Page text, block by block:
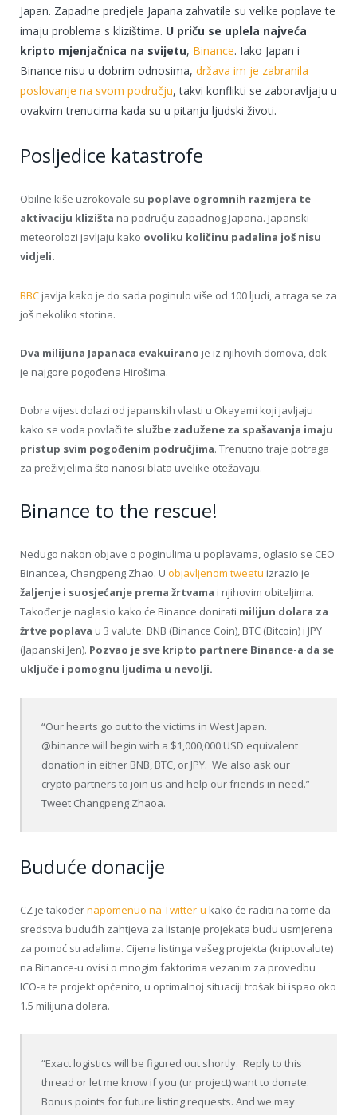
Japan. Zapadne predjele Japana zahvatile su velike poplave te
imaju problema s klizištima. U priču se uplela najveća
kripto mjenjačnica na svijetu, Binance. Iako Japan i
Binance nisu u dobrim odnosima, država im je zabranila
poslovanje na svom području, takvi konflikti se zaboravljaju u
ovakvim trenucima kada su u pitanju ljudski životi.
Posljedice katastrofe
Obilne kiše uzrokovale su poplave ogromnih razmjera te
aktivaciju klizišta na području zapadnog Japana. Japanski
meteorolozi javljaju kako ovoliku količinu padalina još nisu
vidjeli.
BBC javlja kako je do sada poginulo više od 100 ljudi, a traga se za
još nekoliko stotina.
Dva milijuna Japanaca evakuirano je iz njihovih domova, dok
je najgore pogođena Hirošima.
Dobra vijest dolazi od japanskih vlasti u Okayami koji javljaju
kako se voda povlači te službe zadužene za spašavanja imaju
pristup svim pogođenim područjima. Trenutno traje potraga
za preživjelima što nanosi blata uvelike otežavaju.
Binance to the rescue!
Nedugo nakon objave o poginulima u poplavama, oglasio se CEO
Binancea, Changpeng Zhao. U objavljenom tweetu izrazio je
žaljenje i suosjećanje prema žrtvama i njihovim obiteljima.
Također je naglasio kako će Binance donirati milijun dolara za
žrtve poplava u 3 valute: BNB (Binance Coin), BTC (Bitcoin) i JPY
(Japanski Jen). Pozvao je sve kripto partnere Binance-a da se
uključe i pomognu ljudima u nevolji.
“Our hearts go out to the victims in West Japan.
@binance will begin with a $1,000,000 USD equivalent
donation in either BNB, BTC, or JPY. We also ask our
crypto partners to join us and help our friends in need.”
Tweet Changpeng Zhaoa.
Buduće donacije
CZ je takođernapomenuo na Twitter-u kako će raditi na tome da
sredstva budućih zahtjeva za listanje projekata budu usmjerena
za pomoć stradalima. Cijena listinga vašeg projekta (kriptovalute)
na Binance-u ovisi o mnogim faktorima vezanim za provedbu
ICO-a te projekt općenito, u optimalnoj situaciji trošak bi ispao oko
1.5 milijuna dolara.
“Exact logistics will be figured out shortly. Reply to this
thread or let me know if you (ur project) want to donate.
Bonus points for future listing requests. And we may